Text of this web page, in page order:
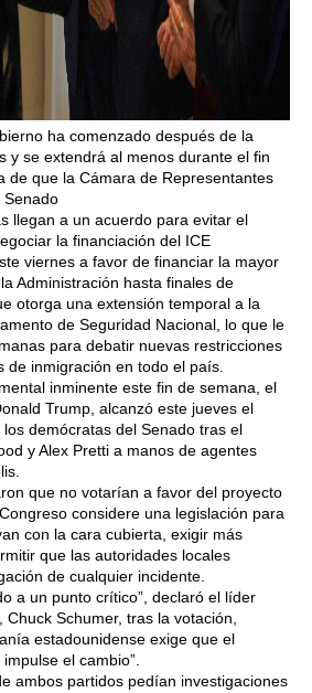
ha comenzado después de la
y se extendrá al menos durante el fin
de que la Cámara de Representantes
Senado
llegan a un acuerdo para evitar el
la financiación del ICE
viernes a favor de financiar la mayor
Administración hasta finales de
otorga una extensión temporal a la
de Seguridad Nacional, lo que le
para debatir nuevas restricciones
de inmigración en todo el país.
inminente este fin de semana, el
Trump, alcanzó este jueves el
demócratas del Senado tras el
y Alex Pretti a manos de agentes
que no votarían a favor del proyecto
considere una legislación para
con la cara cubierta, exigir más
que las autoridades locales
de cualquier incidente.
a un punto crítico”, declaró el líder
Schumer, tras la votación,
estadounidense exige que el
el cambio”.
ambos partidos pedían investigaciones